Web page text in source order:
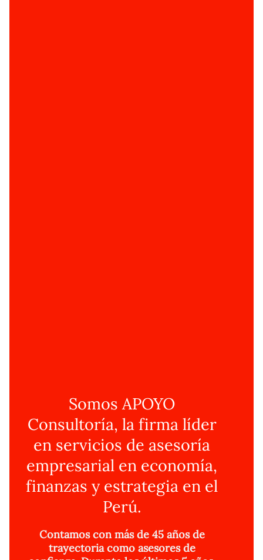
Somos APOYO
Consultoría, la firma líder
en servicios de asesoría
empresarial en economía,
finanzas y estrategia en el
Perú.
Contamos con más de 45 años de
trayectoria como asesores de